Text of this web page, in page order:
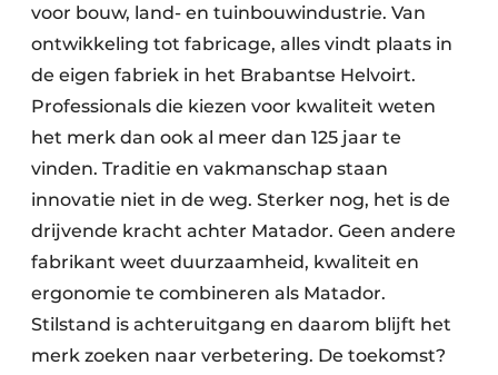
voor bouw, land- en tuinbouwindustrie. Van
ontwikkeling tot fabricage, alles vindt plaats in
de eigen fabriek in het Brabantse Helvoirt.
Professionals die kiezen voor kwaliteit weten
het merk dan ook al meer dan 125 jaar te
vinden. Traditie en vakmanschap staan
innovatie niet in de weg. Sterker nog, het is de
drijvende kracht achter Matador. Geen andere
fabrikant weet duurzaamheid, kwaliteit en
ergonomie te combineren als Matador.
Stilstand is achteruitgang en daarom blijft het
merk zoeken naar verbetering. De toekomst?